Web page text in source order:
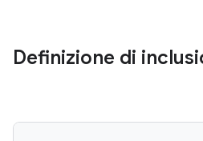
Definizione di